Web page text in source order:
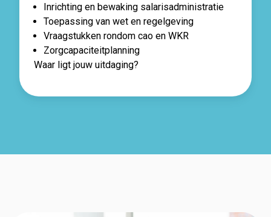
Inrichting en bewaking salarisadministratie
Toepassing van wet en regelgeving
Vraagstukken rondom cao en WKR
Zorgcapaciteitplanning
Waar ligt jouw uitdaging?